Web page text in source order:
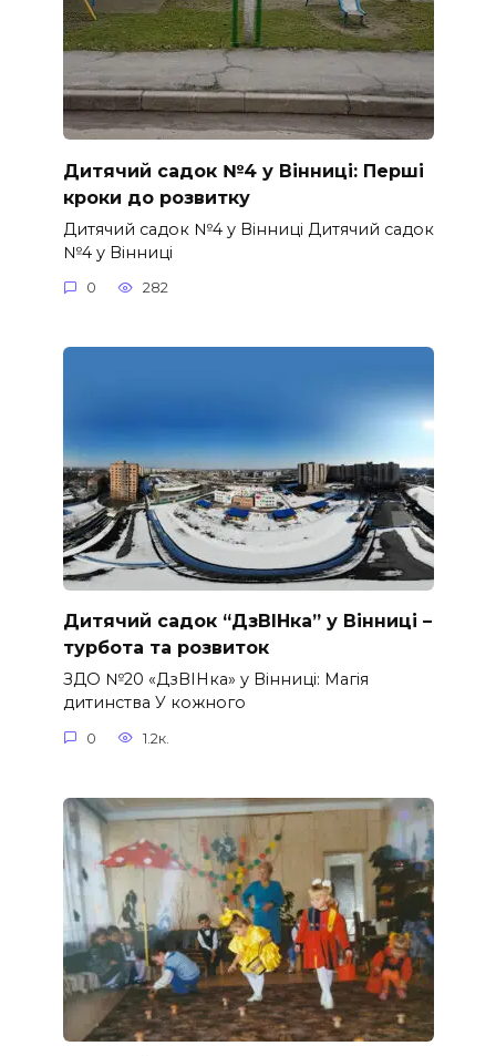
Дитячий садок №4 у Вінниці: Перші
кроки до розвитку
Дитячий садок №4 у Вінниці Дитячий садок
№4 у Вінниці
0 282
Дитячий садок “ДзВІНка” у Вінниці –
турбота та розвиток
ЗДО №20 «ДзВІНка» у Вінниці: Магія
дитинства У кожного
0 1.2к.